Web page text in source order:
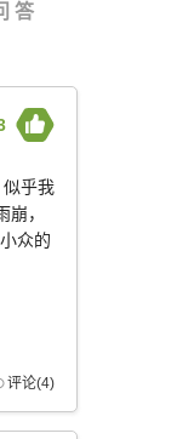
答
乎我
，
众的
评论(4)